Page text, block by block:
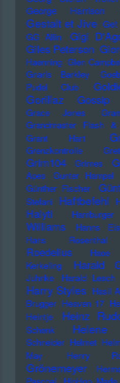
George Harrison
Gestalt et Jive Get
GG Allin
Gigi
Giles Peterson
Haenning Glen
Gnarls Barkley
Pudel Club
Gorillaz Gossip
Grace Jones
Grandmaster Flash
Grant Hart
Grenzkontrolle
Grim104 Grimes
Apes
Gunter Hampel
Günther Fischer
Stefani Haftbefehl
Haiyti
Williams
Hanns
Hans Rosenthal
Roedelius
Haoe
Kerkeling
Harald
Juhnke
Harald Lesch
Harry Styles Hasil
Brugger Heaven 17
Heintje
Heinz
Schenk
Helene
Schneider Helmet
May
Henry
Grönemeyer